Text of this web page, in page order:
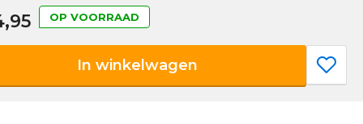
OP VOORRAAD
In winkelwagen